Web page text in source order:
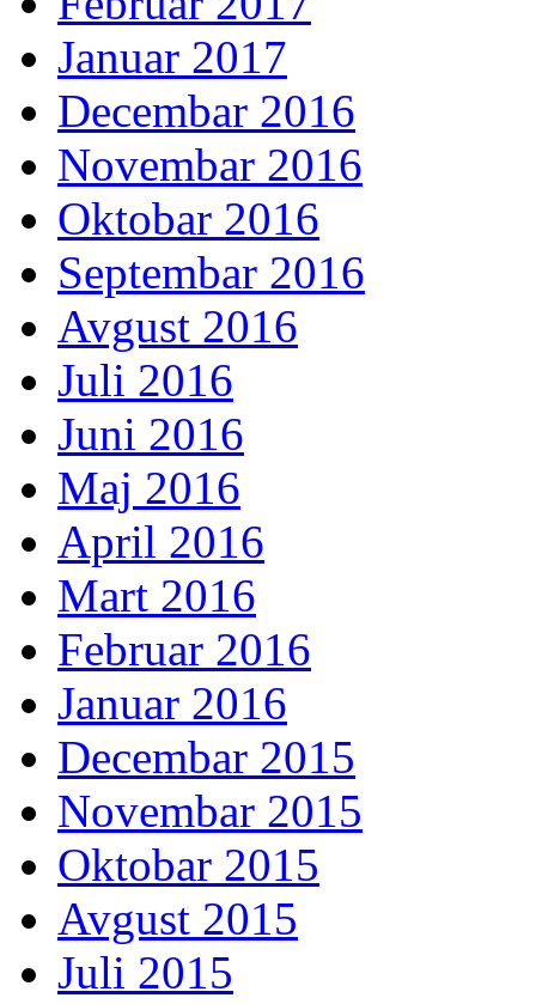
Januar 2017
Decembar 2016
Novembar 2016
Oktobar 2016
Septembar 2016
Avgust 2016
Juli 2016
Juni 2016
Maj 2016
April 2016
Mart 2016
Februar 2016
Januar 2016
Decembar 2015
Novembar 2015
Oktobar 2015
Avgust 2015
Juli 2015